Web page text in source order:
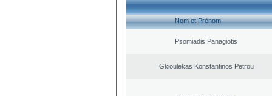
Nom et Prénom
Psomiadis Panagiotis
Gkioulekas Konstantinos Petrou